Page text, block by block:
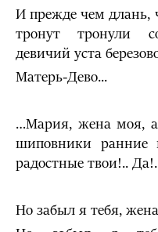
И прежде чем
тронут тронули
девичий уста
Матерь-Дево...
…Мария, жена моя,
шиповники ранние
радостные твои!..
Но забыл я тебя,